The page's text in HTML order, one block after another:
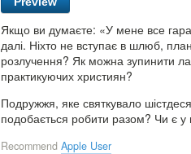
Якщо ви думаєте: «У мене все
далі. Ніхто не вступає в шлюб,
розлучення? Як можна зупинити
практикуючих християн?
Подружжя, яке святкувало
подобається робити разом? Чи є у
Recommend Apple User